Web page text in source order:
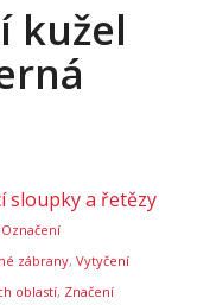
kužel
sloupky a řetězy
Označení
zábrany, Vytyčení
oblastí, Značení